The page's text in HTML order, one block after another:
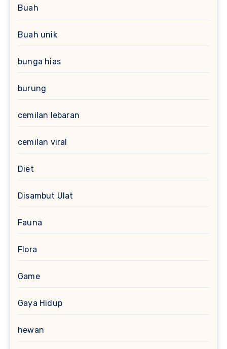
Buah
Buah unik
bunga hias
burung
cemilan lebaran
cemilan viral
Diet
Disambut Ulat
Fauna
Flora
Game
Gaya Hidup
hewan